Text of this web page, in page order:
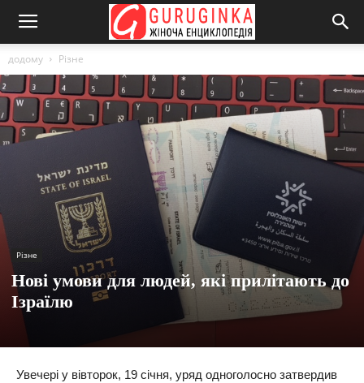
додому Різне
Різне
Нові умови для людей, які прилітають до
Ізраїлю
Увечері у вівторок, 19 січня, уряд одноголосно затвердив